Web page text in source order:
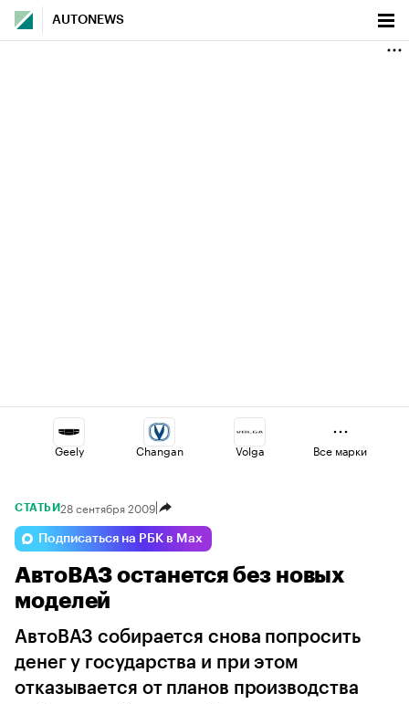
AUTONEWS
Geely Changan Volga
Voyah Jaecoo
Haval Esteo Omoda
Все марки
СТАТЬИ28 сентября 2009
Подписаться на РБК в Max
АвтоВАЗ останется без новых
моделей
АвтоВАЗ собирается снова попросить
денег у государства и при этом
отказывается от планов производства